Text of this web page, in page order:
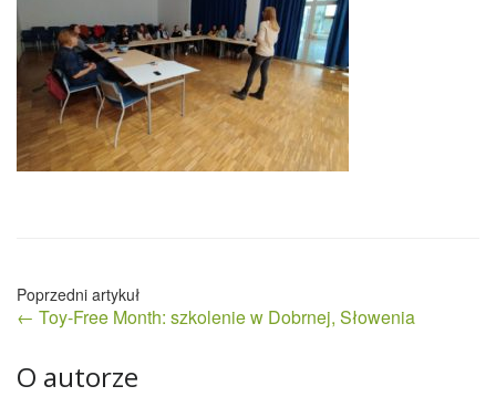
Nawigacja
wpisu
← Toy-Free Month: szkolenie w Dobrnej, Słowenia
O autorze